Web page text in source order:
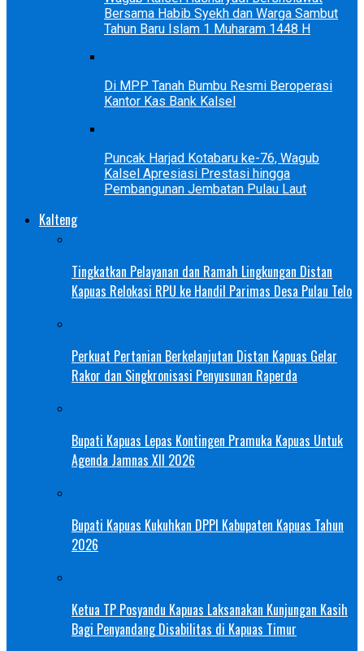
Bersama Habib Syekh dan Warga Sambut
Tahun Baru Islam 1 Muharam 1448 H
Di MPP Tanah Bumbu Resmi Beroperasi
Kantor Kas Bank Kalsel
Puncak Harjad Kotabaru ke-76, Wagub
Kalsel Apresiasi Prestasi hingga
Pembangunan Jembatan Pulau Laut
Kalteng
Tingkatkan Pelayanan dan Ramah Lingkungan Distan
Kapuas Relokasi RPU ke Handil Parimas Desa Pulau Telo
Perkuat Pertanian Berkelanjutan Distan Kapuas Gelar
Rakor dan Singkronisasi Penyusunan Raperda
Bupati Kapuas Lepas Kontingen Pramuka Kapuas Untuk
Agenda Jamnas XII 2026
Bupati Kapuas Kukuhkan DPPI Kabupaten Kapuas Tahun
2026
Ketua TP Posyandu Kapuas Laksanakan Kunjungan Kasih
Bagi Penyandang Disabilitas di Kapuas Timur